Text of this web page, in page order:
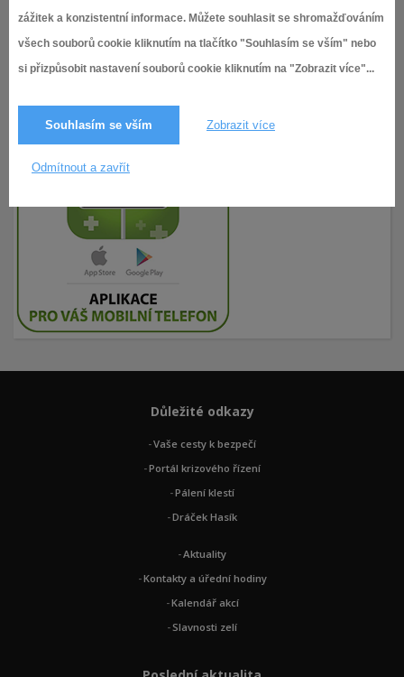
zážitek a konzistentní informace. Můžete souhlasit se shromažďováním
všech souborů cookie kliknutím na tlačítko "Souhlasím se vším" nebo
si přizpůsobit nastavení souborů cookie kliknutím na "Zobrazit více"...
Souhlasím se vším Zobrazit více
Odmítnout a zavřít
Důležité odkazy
Vaše cesty k bezpečí
Portál krizového řízení
Pálení klestí
Dráček Hasík
Aktuality
Kontakty a úřední hodiny
Kalendář akcí
Slavnosti zelí